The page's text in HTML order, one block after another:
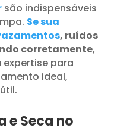
são indispensáveis
Se sua
, ruídos
corretamente,
para
ideal,
e Seca no